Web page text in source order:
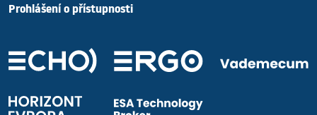
Prohlášení o přístupnosti